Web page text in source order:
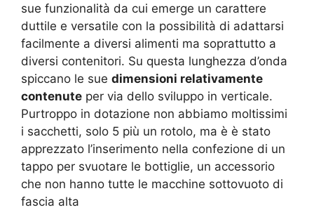
sue funzionalità da cui emerge un carattere
duttile e versatile con la possibilità di adattarsi
facilmente a diversi alimenti ma soprattutto a
diversi contenitori. Su questa lunghezza d’onda
spiccano le sue dimensioni relativamente
contenute per via dello sviluppo in verticale.
Purtroppo in dotazione non abbiamo moltissimi
i sacchetti, solo 5 più un rotolo, ma è è stato
apprezzato l’inserimento nella confezione di un
tappo per svuotare le bottiglie, un accessorio
che non hanno tutte le macchine sottovuoto di
fascia alta